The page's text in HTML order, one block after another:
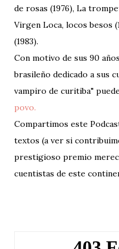
de rosas (1976), La
Virgen Loca, locos besos
(1983).
Con motivo de sus 90
brasileño dedicado a sus
vampiro de curitiba"
povo.
Compartimos este
textos (a ver si
prestigioso premio
cuentistas de este